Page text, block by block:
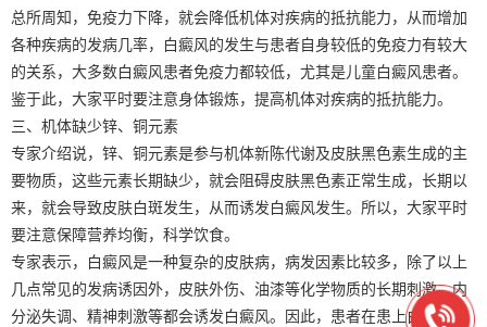
总所周知，免疫力下降，就会降低机体对疾病的抵抗能力，从而增加
各种疾病的发病几率，白癜风的发生与患者自身较低的免疫力有较大
的关系，大多数白癜风患者免疫力都较低，尤其是儿童白癜风患者。
鉴于此，大家平时要注意身体锻炼，提高机体对疾病的抵抗能力。
三、机体缺少锌、铜元素
专家介绍说，锌、铜元素是参与机体新陈代谢及皮肤黑色素生成的主
要物质，这些元素长期缺少，就会阻碍皮肤黑色素正常生成，长期以
来，就会导致皮肤白斑发生，从而诱发白癜风发生。所以，大家平时
要注意保障营养均衡，科学饮食。
专家表示，白癜风是一种复杂的皮肤病，病发因素比较多，除了以上
几点常见的发病诱因外，皮肤外伤、油漆等化学物质的长期刺激、内
分泌失调、精神刺激等都会诱发白癜风。因此，患者在患上白癜风以